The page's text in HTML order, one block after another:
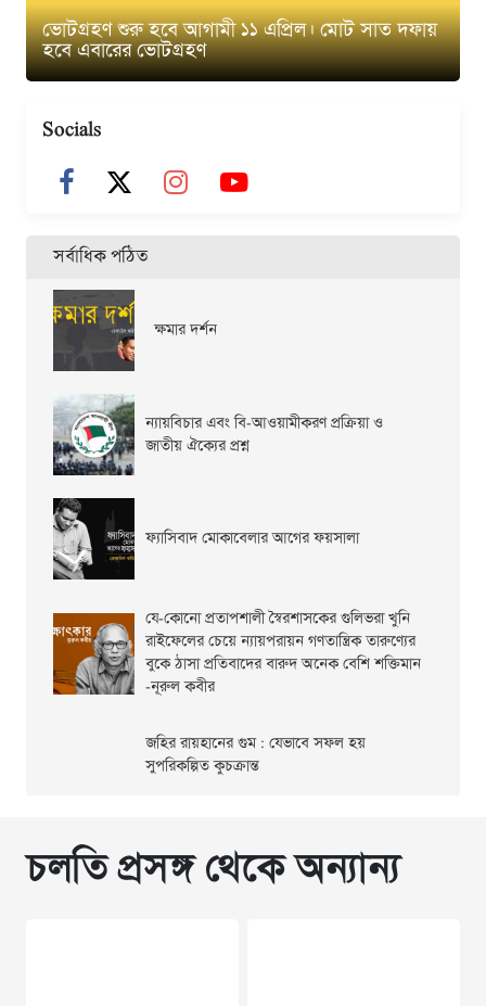
ভোটগ্রহণ শুরু হবে আগামী ১১ এপ্রিল। মোট সাত দফায়
হবে এবারের ভোটগ্রহণ
Socials
সর্বাধিক পঠিত
ক্ষমার দর্শন
ন্যায়বিচার এবং বি-আওয়ামীকরণ প্রক্রিয়া ও
জাতীয় ঐক্যের প্রশ্ন
ফ্যাসিবাদ মোকাবেলার আগের ফয়সালা
যে-কোনো প্রতাপশালী স্বৈরশাসকের গুলিভরা খুনি
রাইফেলের চেয়ে ন্যায়পরায়ন গণতান্ত্রিক তারুণ্যের
বুকে ঠাসা প্রতিবাদের বারুদ অনেক বেশি শক্তিমান
-নূরুল কবীর
জহির রায়হানের গুম : যেভাবে সফল হয়
সুপরিকল্পিত কুচক্রান্ত
চলতি প্রসঙ্গ থেকে অন্যান্য